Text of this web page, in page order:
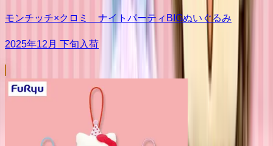
モンチッチ×クロミ ナイトパーティBIGぬいぐるみ
2025年12月 下旬入荷